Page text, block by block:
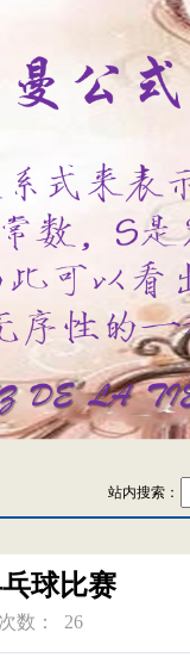
站内搜索：
球比赛
数： 26